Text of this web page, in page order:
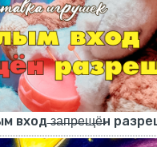
вход ̶з̶а̶п̶р̶е̶щ̶ё̶н